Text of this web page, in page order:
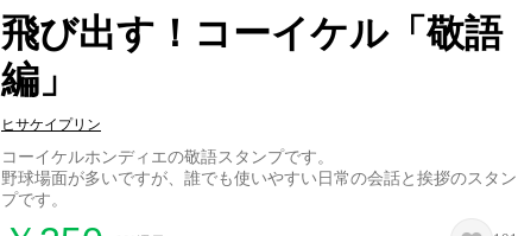
飛び出す！コーイケル「敬語
編」
ヒサケイプリン
コーイケルホンディエの敬語スタンプです。
野球場面が多いですが、誰でも使いやすい日常の会話と挨拶のスタン
プです。